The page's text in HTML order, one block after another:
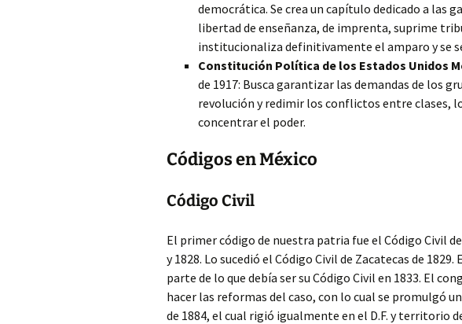
democrática. Se crea un capítulo dedicado a las
libertad de enseñanza, de imprenta, suprime
institucionaliza definitivamente el amparo y se
Constitución Política de los Estados Unidos
de 1917: Busca garantizar las demandas de los
revolución y redimir los conflictos entre clases,
concentrar el poder.
Códigos en México
Código Civil
El primer código de nuestra patria fue el Código Civil
y 1828. Lo sucedió el Código Civil de Zacatecas de
parte de lo que debía ser su Código Civil en 1833. El
hacer las reformas del caso, con lo cual se promulgó
de 1884, el cual rigió igualmente en el D.F. y territorio